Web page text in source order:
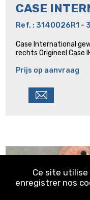
CASE
Ref. : 3140026R1 -
Case International
rechts Origineel Case
Prijs op aanvraag
Ce site utilise
enregistrer nos